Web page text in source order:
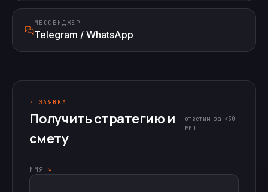
МЕССЕНДЖЕР
Telegram / WhatsApp
· ЗАЯВКА
Получить стратегию и
смету
ответим за <30
мин
ИМЯ *